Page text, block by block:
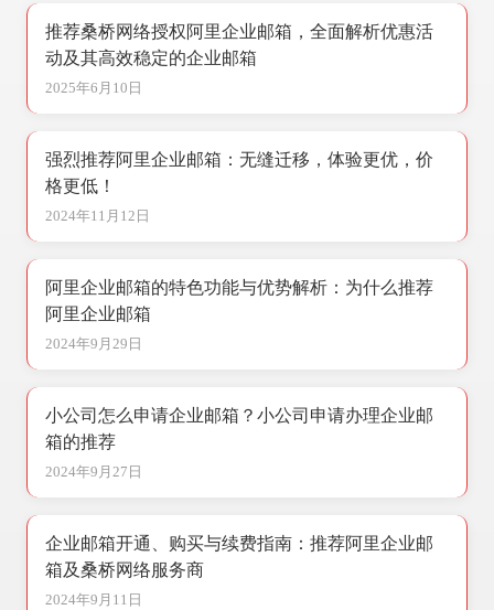
推荐桑桥网络授权阿里企业邮箱，全面解析优惠活
动及其高效稳定的企业邮箱
2025年6月10日
强烈推荐阿里企业邮箱：无缝迁移，体验更优，价
格更低！
2024年11月12日
阿里企业邮箱的特色功能与优势解析：为什么推荐
阿里企业邮箱
2024年9月29日
小公司怎么申请企业邮箱？小公司申请办理企业邮
箱的推荐
2024年9月27日
企业邮箱开通、购买与续费指南：推荐阿里企业邮
箱及桑桥网络服务商
2024年9月11日